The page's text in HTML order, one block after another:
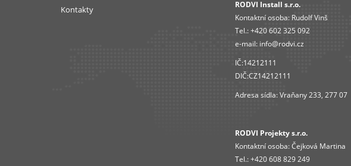
Kontakty
RODVI Install s.r.o.
Kontaktní osoba:Rudolf Vinš
Tel.:+420 602 325 092
e-mail: info@rodvi.cz
IČ:14212111
DIČ:CZ14212111
Adresa sídla: Vraňany 233, 277 07
RODVI Projekty s.r.o.
Kontaktní osoba:Čejková Martina
Tel.:+420 608 829 249